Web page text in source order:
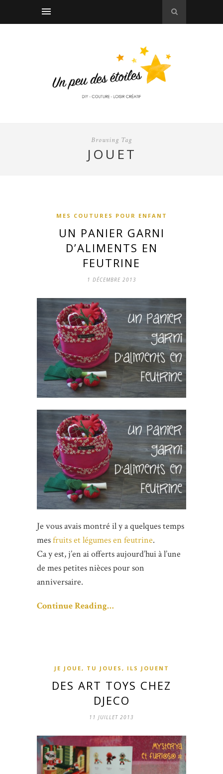
Browsing Tag
JOUET
MES COUTURES POUR ENFANT
UN PANIER GARNI
D’ALIMENTS EN
FEUTRINE
1 DÉCEMBRE 2013
Je vous avais montré il y a quelques temps
mesfruits et légumes en feutrine.
Ca y est, j’en ai offerts aujourd’hui à l’une
de mes petites nièces pour son
anniversaire.
Continue Reading…
JE JOUE, TU JOUES, ILS JOUENT
DES ART TOYS CHEZ
DJECO
11 JUILLET 2013